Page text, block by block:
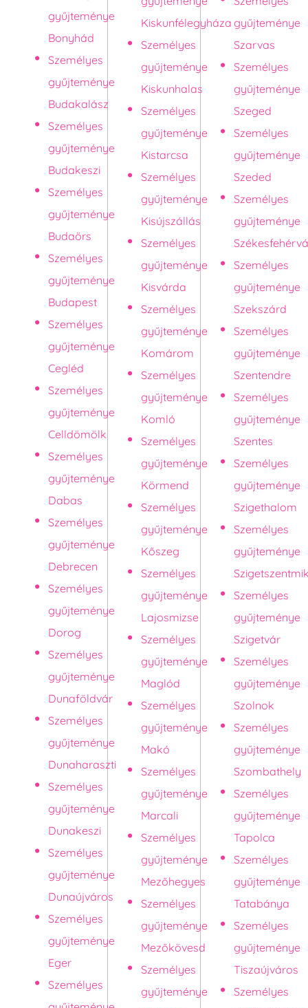
gyűjteménye
Bonyhád
Személyes
gyűjteménye
Budakalász
Személyes
gyűjteménye
Budakeszi
Személyes
gyűjteménye
Budaörs
Személyes
gyűjteménye
Budapest
Személyes
gyűjteménye
Cegléd
Személyes
gyűjteménye
Celldömölk
Személyes
gyűjteménye
Dabas
Személyes
gyűjteménye
Debrecen
Személyes
gyűjteménye
Dorog
Személyes
gyűjteménye
Dunaföldvár
Személyes
gyűjteménye
Dunaharaszti
Személyes
gyűjteménye
Dunakeszi
Személyes
gyűjteménye
Dunaújváros
Személyes
gyűjteménye
Eger
Személyes
Kiskunfélegyháza
Személyes
gyűjteménye
Kiskunhalas
Személyes
gyűjteménye
Kistarcsa
Személyes
gyűjteménye
Kisújszállás
Személyes
gyűjteménye
Kisvárda
Személyes
gyűjteménye
Komárom
Személyes
gyűjteménye
Komló
Személyes
gyűjteménye
Körmend
Személyes
gyűjteménye
Kőszeg
Személyes
gyűjteménye
Lajosmizse
Személyes
gyűjteménye
Maglód
Személyes
gyűjteménye
Makó
Személyes
gyűjteménye
Marcali
Személyes
gyűjteménye
Mezőhegyes
Személyes
gyűjteménye
Mezőkövesd
Személyes
gyűjteménye
gyűjteménye
Szarvas
Személyes
gyűjteménye
Szeged
Személyes
gyűjteménye
Szeded
Személyes
gyűjteménye
Személyes
gyűjteménye
Szekszárd
Személyes
gyűjteménye
Szentendre
Személyes
gyűjteménye
Szentes
Személyes
gyűjteménye
Szigethalom
Személyes
gyűjteménye
Személyes
gyűjteménye
Szigetvár
Személyes
gyűjteménye
Szolnok
Személyes
gyűjteménye
Szombathely
Személyes
gyűjteménye
Tapolca
Személyes
gyűjteménye
Tatabánya
Személyes
gyűjteménye
Tiszaújváros
Személyes